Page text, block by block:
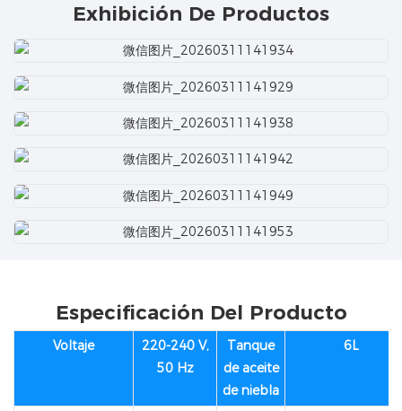
Exhibición De Productos
Especificación Del Producto
Voltaje
220-240 V,
50 Hz
Tanque
de aceite
de niebla
6L